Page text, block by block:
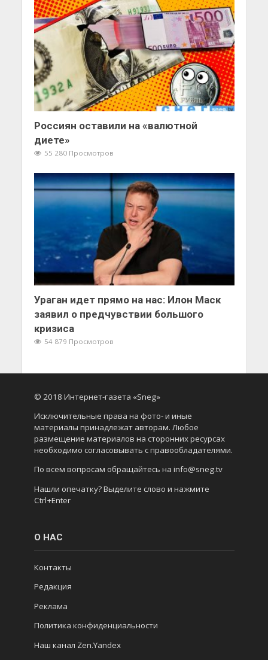
Россиян оставили на «валютной
диете»
55 280 Просмотров
Ураган идет прямо на нас: Илон Маск
заявил о предчувствии большого
кризиса
54 879 Просмотров
© 2018 Интернет-газета «Sneg»
Исключительные права на фото- и иные
материалы принадлежат авторам. Любое
размещение материалов на сторонних ресурсах
необходимо согласовывать с правообладателями.
По всем вопросам обращайтесь на info@sneg.tv
Нашли опечатку? Выделите слово и нажмите
Ctrl+Enter
О НАС
Контакты
Редакция
Реклама
Политика конфиденциальности
Наш канал Zen.Yandex